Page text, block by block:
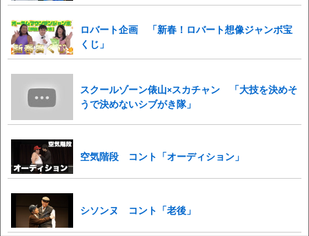
ロバート企画 「新春！ロバート想像ジャンボ宝
くじ」
スクールゾーン俵山×スカチャン 「大技を決めそ
うで決めないシブがき隊」
空気階段 コント「オーディション」
シソンヌ コント「老後」